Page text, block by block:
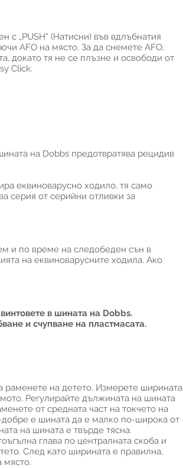
с „PUSH“ (Натисни) във вдлъбнатия
AFO на място. За да снемете AFO,
докато тя не се плъзне и освободи от
Click.
на Dobbs предотвратява рецидив
еквиноварусно ходило, тя само
серия от серийни отливки за
и по време на следобеден сън в
на еквиноварусните ходила. Ако
в шината на Dobbs.
и счупване на пластмасата.
раменете на детето. Измерете ширината
Регулирайте дължината на шината
от средната част на токчето на
добре е шината да е малко по-широка от
на шината е твърде тясна.
глава по централната скоба и
След като ширината е правилна,
място.